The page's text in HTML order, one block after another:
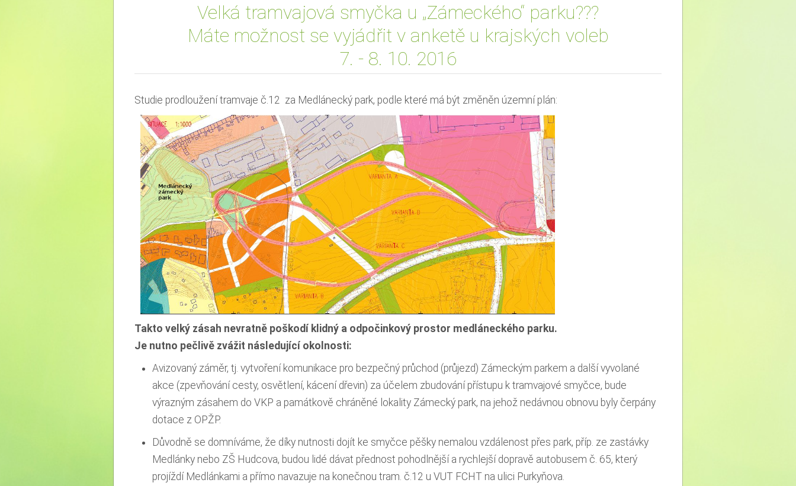
Velká tramvajová smyčka u „Zámeckého“ parku???
Máte možnost se vyjádřit v anketě u krajských voleb
7. - 8. 10. 2016
Studie prodloužení tramvaje č.12 za Medlánecký park, podle které má být změněn územní plán:
Takto velký zásah nevratně poškodí klidný a odpočinkový prostor medláneckého parku.
Je nutno pečlivě zvážit následující okolnosti:
Avizovaný záměr, tj. vytvoření komunikace pro bezpečný průchod (průjezd) Zámeckým parkem a další vyvolané
akce (zpevňování cesty, osvětlení, kácení dřevin) za účelem zbudování přístupu k tramvajové smyčce, bude
výrazným zásahem do VKP a památkově chráněné lokality Zámecký park, na jehož nedávnou obnovu byly čerpány
dotace z OPŽP.
Důvodně se domníváme, že díky nutnosti dojít ke smyčce pěšky nemalou vzdálenost přes park, příp. ze zastávky
Medlánky nebo ZŠ Hudcova, budou lidé dávat přednost pohodlnější a rychlejší dopravě autobusem č. 65, který
projíždí Medlánkami a přímo navazuje na konečnou tram. č.12 u VUT FCHT na ulici Purkyňova.